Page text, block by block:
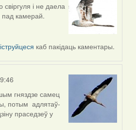
свіргуля і не даела
пад камерай.
каб пакідаць каментары.
гняздзе самец
потым адлятаў-
праседзеў у